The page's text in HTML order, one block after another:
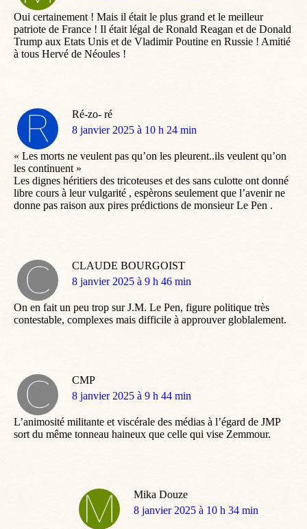
Oui certainement ! Mais il était le plus grand et le meilleur
patriote de France ! Il était légal de Ronald Reagan et de Donald
Trump aux Etats Unis et de Vladimir Poutine en Russie ! Amitié
à tous Hervé de Néoules !
Ré-zo- ré
dit
8 janvier 2025 à 10 h 24 min
« Les morts ne veulent pas qu’on les pleurent..ils veulent qu’on
les continuent »
Les dignes héritiers des tricoteuses et des sans culotte ont donné
libre cours à leur vulgarité , espèrons seulement que l’avenir ne
donne pas raison aux pires prédictions de monsieur Le Pen .
CLAUDE BOURGOIST
dit
8 janvier 2025 à 9 h 46 min
On en fait un peu trop sur J.M. Le Pen, figure politique très
contestable, complexes mais difficile à approuver globlalement.
CMP
dit
8 janvier 2025 à 9 h 44 min
L’animosité militante et viscérale des médias à l’égard de JMP
sort du même tonneau haineux que celle qui vise Zemmour.
Mika Douze
dit
8 janvier 2025 à 10 h 34 min